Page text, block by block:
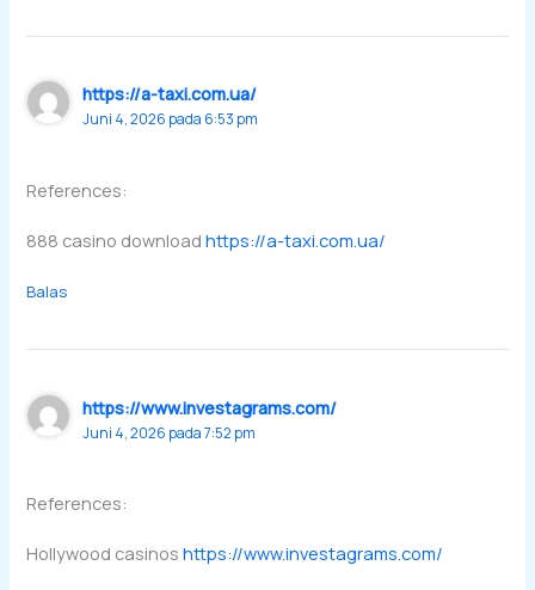
https://a-taxi.com.ua/
Juni 4, 2026 pada 6:53 pm
References:
888 casino downloadhttps://a-taxi.com.ua/
Balas
https://www.investagrams.com/
Juni 4, 2026 pada 7:52 pm
References:
Hollywood casinoshttps://www.investagrams.com/